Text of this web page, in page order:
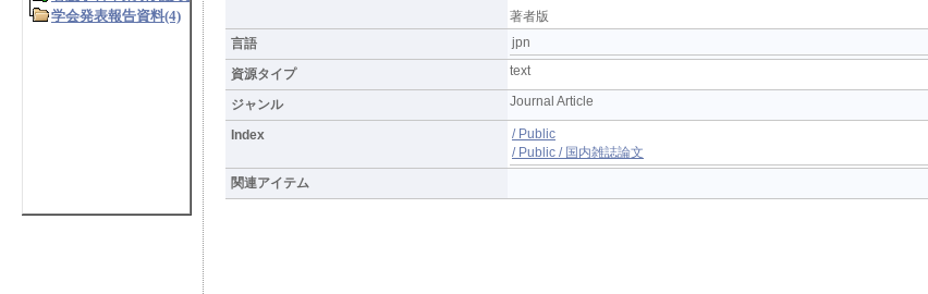
著者版
言語
jpn
資源タイプ text
ジャンル Journal Article
Index
/ Public
/ Public / 国内雑誌論文
関連アイテム